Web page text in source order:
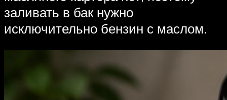
заливать в бак нужно
исключительно бензин с маслом.